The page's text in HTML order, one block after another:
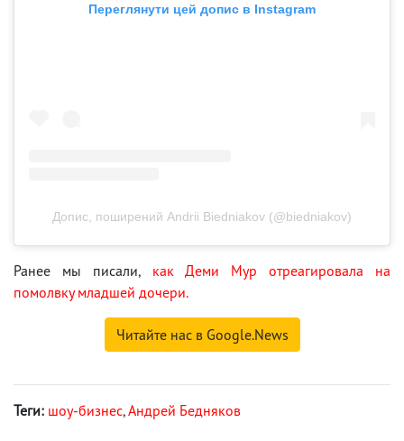
Переглянути цей допис в Instagram
Допис, поширений Andrii Biedniakov (@biedniakov)
Ранее мы писали, как Деми Мур отреагировала на
помолвку младшей дочери.
Читайте нас в Google.News
Теги: шоу-бизнес,Андрей Бедняков